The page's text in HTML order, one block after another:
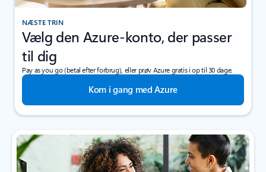
NÆSTE TRIN
Vælg den Azure-konto, der passer
til dig
Pay as you go (betal efter forbrug), eller prøv Azure gratis i op til 30 dage.
Kom i gang med Azure